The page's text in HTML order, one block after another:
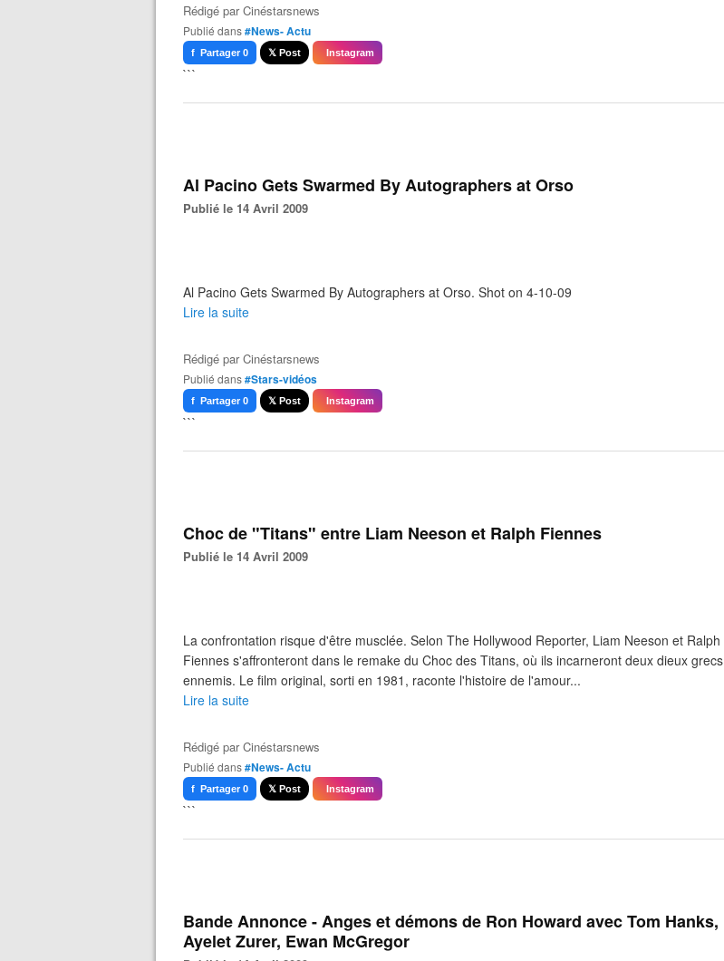
Rédigé parCinéstarsnews
Publié dans#News- Actu
f Partager 0 𝕏 Post Instagram
```
Al Pacino Gets Swarmed By Autographers at Orso
Publié le 14 Avril 2009
Al Pacino Gets Swarmed By Autographers at Orso. Shot on 4-10-09
Lire la suite
Rédigé parCinéstarsnews
Publié dans#Stars-vidéos
f Partager 0 𝕏 Post Instagram
```
Choc de "Titans" entre Liam Neeson et Ralph Fiennes
Publié le 14 Avril 2009
La confrontation risque d'être musclée. Selon The Hollywood Reporter, Liam Neeson et Ralph
Fiennes s'affronteront dans le remake du Choc des Titans, où ils incarneront deux dieux grecs
ennemis. Le film original, sorti en 1981, raconte l'histoire de l'amour...
Lire la suite
Rédigé parCinéstarsnews
Publié dans#News- Actu
f Partager 0 𝕏 Post Instagram
```
Bande Annonce - Anges et démons de Ron Howard avec Tom Hanks,
Ayelet Zurer, Ewan McGregor